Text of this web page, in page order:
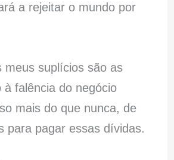
a rejeitar o mundo por
meus suplícios são as
à falência do negócio
mais do que nunca, de
para pagar essas dívidas.